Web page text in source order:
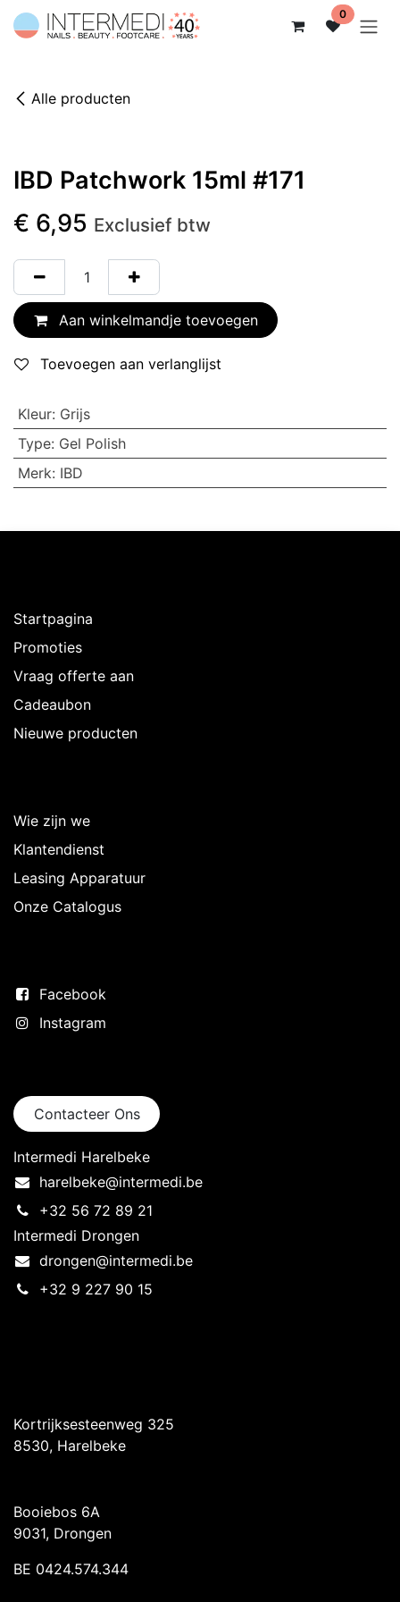
Overslaan naar inhoud 0
Alle producten
IBD Patchwork 15ml #171
€ 6,95 Exclusief btw
Aan winkelmandje toevoegen
Toevoegen aan verlanglijst
Kleur: Grijs
Type: Gel Polish
Merk: IBD
Startpagina
Promoties
Vraag offerte aan
Cadeaubon
Nieuwe producten
Wie zijn we
Klantendienst
Leasing Apparatuur
Onze Catalogus
Facebook
Instagram
Contacteer Ons
Intermedi Harelbeke
harelbeke@intermedi.be
+32 56 72 89 21
Intermedi Drongen
drongen@intermedi.be
+32 9 227 90 15
Kortrijksesteenweg 325
8530, Harelbeke
Booiebos 6A
9031, Drongen
BE 0424.574.344